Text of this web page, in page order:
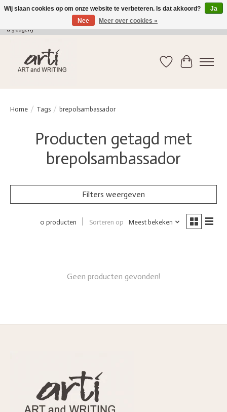
verkoop@arti-artandwriting.be/ +32 (0)471 41 82 41 / GRATIS verzending > 75 euro (2
a 5 dagen)
Verlanglijst
Home / Tags / brepolsambassador
Producten getagd met
brepolsambassador
Filters weergeven
0 producten Sorteren op Meest bekeken
Geen producten gevonden!
Wij slaan cookies op om onze website te verbeteren. Is dat akkoord?
Ja
Nee
Meer over cookies »